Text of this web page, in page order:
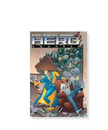
15%
dcto. $ 20.22